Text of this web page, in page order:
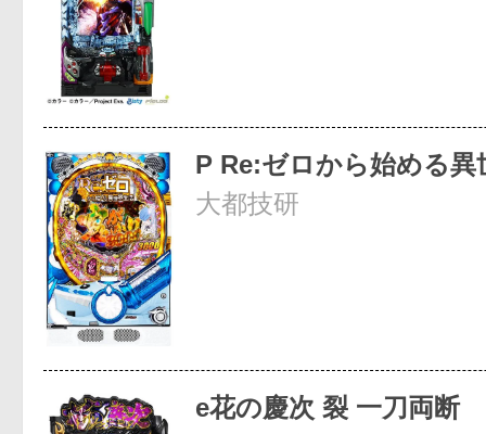
P Re:ゼロから始める
大都技研
e花の慶次 裂 一刀両断